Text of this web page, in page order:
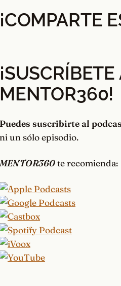
¡COMPARTE
MENTOR360!
Puedes suscribirte al
ni un sólo episodio.
MENTOR360te recomienda: